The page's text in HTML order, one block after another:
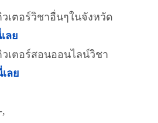
เตอร์วิชาอื่นๆในจังหวัด
ลย
เตอร์สอนออนไลน์วิชา
ลย